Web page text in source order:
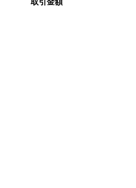
取引金額